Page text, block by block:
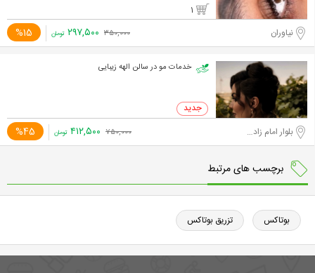
1
نیاوران %15 ۳۵۰,۰۰۰ ۲۹۷,۵۰۰ تومان
خدمات مو در سالن الهه زیبایی
بلوار امام زاده حسن %45 ۷۵۰,۰۰۰ ۴۱۲,۵۰۰ تومان
برچسب های مرتبط
بوتاکس تزریق بوتاکس